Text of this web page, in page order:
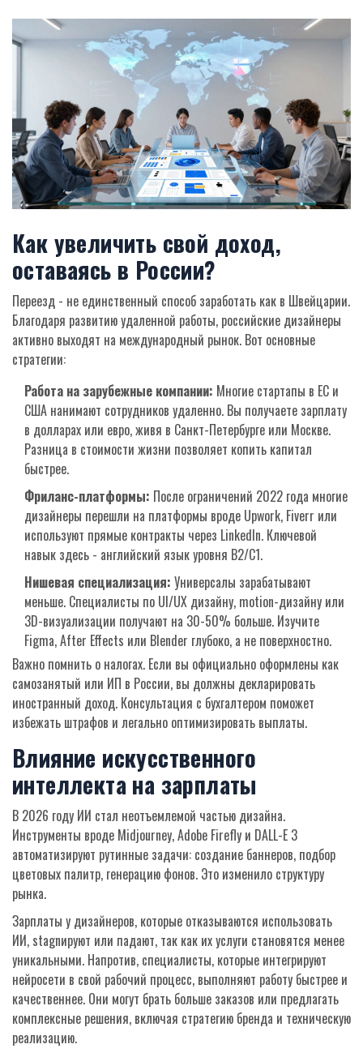
Как увеличить свой доход,
оставаясь в России?
Переезд - не единственный способ заработать как в Швейцарии.
Благодаря развитию удаленной работы, российские дизайнеры
активно выходят на международный рынок. Вот основные
стратегии:
Работа на зарубежные компании: Многие стартапы в ЕС и
США нанимают сотрудников удаленно. Вы получаете зарплату
в долларах или евро, живя в Санкт-Петербурге или Москве.
Разница в стоимости жизни позволяет копить капитал
быстрее.
Фриланс-платформы: После ограничений 2022 года многие
дизайнеры перешли на платформы вроде Upwork, Fiverr или
используют прямые контракты через LinkedIn. Ключевой
навык здесь - английский язык уровня B2/C1.
Нишевая специализация: Универсалы зарабатывают
меньше. Специалисты по UI/UX дизайну, motion-дизайну или
3D-визуализации получают на 30-50% больше. Изучите
Figma, After Effects или Blender глубоко, а не поверхностно.
Важно помнить о налогах. Если вы официально оформлены как
самозанятый или ИП в России, вы должны декларировать
иностранный доход. Консультация с бухгалтером поможет
избежать штрафов и легально оптимизировать выплаты.
Влияние искусственного
интеллекта на зарплаты
В 2026 году ИИ стал неотъемлемой частью дизайна.
Инструменты вроде Midjourney, Adobe Firefly и DALL-E 3
автоматизируют рутинные задачи: создание баннеров, подбор
цветовых палитр, генерацию фонов. Это изменило структуру
рынка.
Зарплаты у дизайнеров, которые отказываются использовать
ИИ, stagnируют или падают, так как их услуги становятся менее
уникальными. Напротив, специалисты, которые интегрируют
нейросети в свой рабочий процесс, выполняют работу быстрее и
качественнее. Они могут брать больше заказов или предлагать
комплексные решения, включая стратегию бренда и техническую
реализацию.